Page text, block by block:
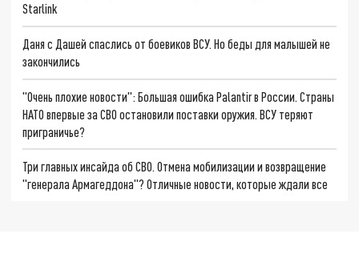
Starlink
Даня с Дашей спаслись от боевиков ВСУ. Но беды для малышей не
закончились
"Очень плохие новости": Большая ошибка Palantir в России. Страны
НАТО впервые за СВО остановили поставки оружия. ВСУ теряют
приграничье?
Три главных инсайда об СВО. Отмена мобилизации и возвращение
"генерала Армагеддона"? Отличные новости, которые ждали все